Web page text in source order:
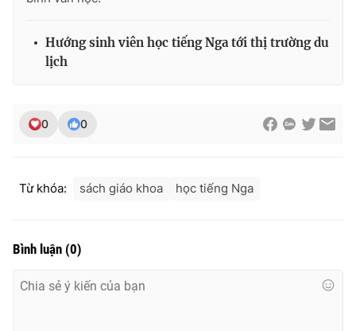
Ðiện thoại Thời báo VTV:
Liên hệ quảng cáo:
024-7300.7108
® Cấm sao chép dưới mọi hình thức nếu không có sự chấp
thuận bằng văn bản. Ghi rõ nguồn VTV.vn khi phát hành lại
Hướng sinh viên học tiếng Nga tới thị trường du
lịch
0 0
Từ khóa: sách giáo khoa học tiếng Nga
Bình luận (0)